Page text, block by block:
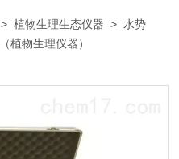
>植物生理生态仪器 > 水势
植物生理仪器）